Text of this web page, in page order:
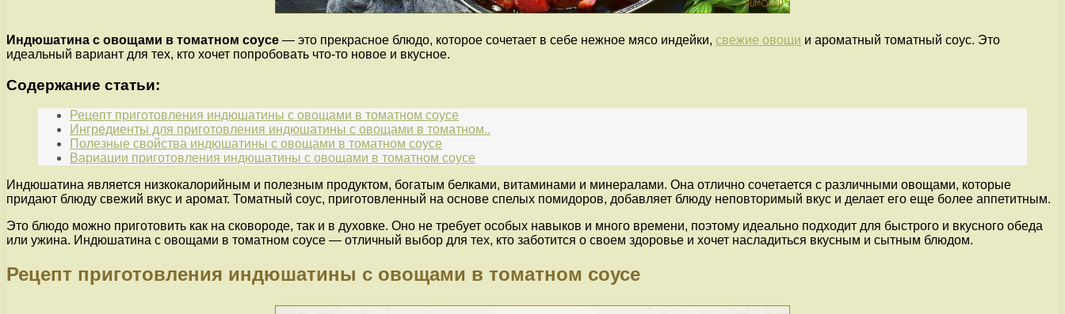
Индюшатина с овощами в томатном соусе — это прекрасное блюдо, которое сочетает в себе нежное мясо индейки, свежие овощи и ароматный томатный соус. Это
идеальный вариант для тех, кто хочет попробовать что-то новое и вкусное.
Содержание статьи:
Рецепт приготовления индюшатины с овощами в томатном соусе
Ингредиенты для приготовления индюшатины с овощами в томатном..
Полезные свойства индюшатины с овощами в томатном соусе
Вариации приготовления индюшатины с овощами в томатном соусе
Индюшатина является низкокалорийным и полезным продуктом, богатым белками, витаминами и минералами. Она отлично сочетается с различными овощами, которые
придают блюду свежий вкус и аромат. Томатный соус, приготовленный на основе спелых помидоров, добавляет блюду неповторимый вкус и делает его еще более аппетитным.
Это блюдо можно приготовить как на сковороде, так и в духовке. Оно не требует особых навыков и много времени, поэтому идеально подходит для быстрого и вкусного обеда
или ужина. Индюшатина с овощами в томатном соусе — отличный выбор для тех, кто заботится о своем здоровье и хочет насладиться вкусным и сытным блюдом.
Рецепт приготовления индюшатины с овощами в томатном соусе